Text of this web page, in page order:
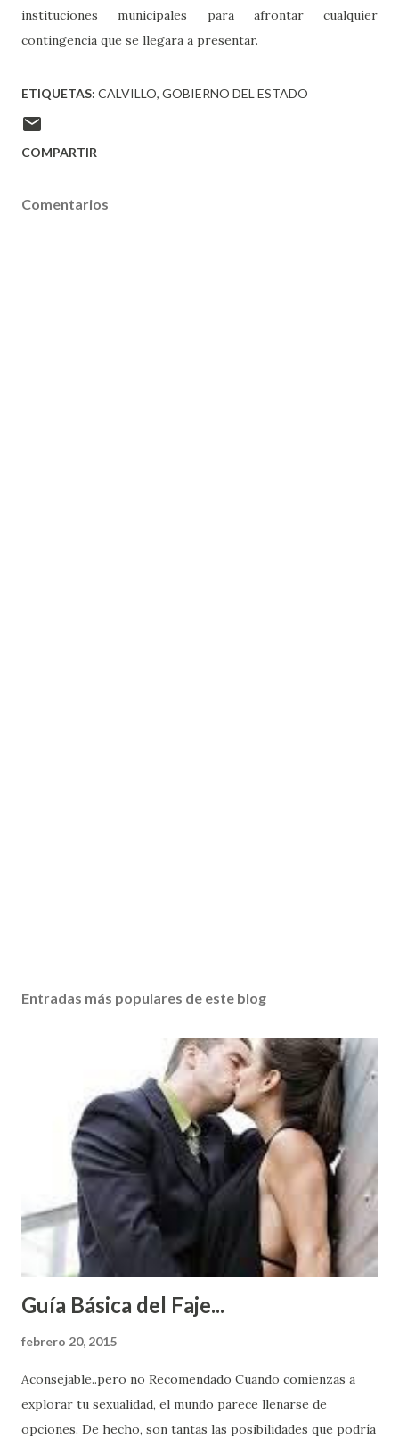
instituciones municipales para afrontar cualquier
contingencia que se llegara a presentar.
ETIQUETAS: CALVILLO GOBIERNO DEL ESTADO
COMPARTIR
Comentarios
Entradas más populares de este blog
Guía Básica del Faje...
febrero 20, 2015
Aconsejable..pero no Recomendado Cuando comienzas a
explorar tu sexualidad, el mundo parece llenarse de
opciones. De hecho, son tantas las posibilidades que podría